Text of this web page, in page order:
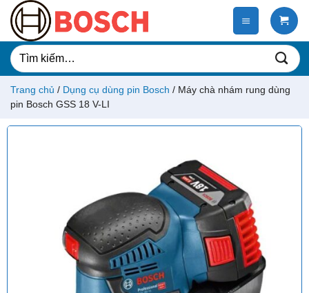
Chuyển
đến
dungTìm
kiếm:
Trang chủ / Dụng cụ dùng pin Bosch / Máy chà nhám rung dùng
pin Bosch GSS 18 V-LI